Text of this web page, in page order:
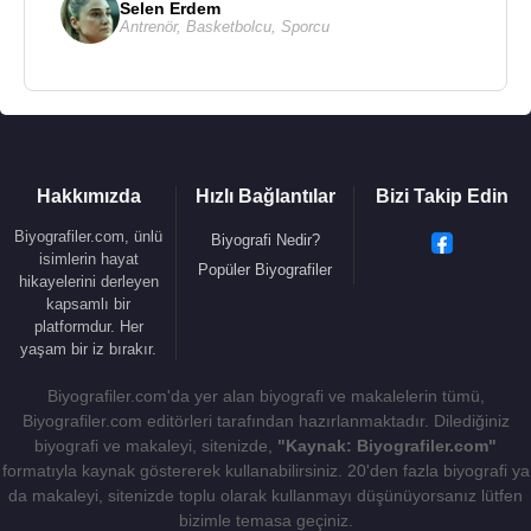
Selen Erdem
Antrenör, Basketbolcu Sporcu
Hakkımızda
Biyografiler.com, ünlü
isimlerin hayat
hikayelerini derleyen
kapsamlı bir
platformdur. Her
yaşam bir iz bırakır.
Hızlı Bağlantılar
Biyografi Nedir?
Popüler Biyografiler
Bizi Takip Edin
Biyografiler.com'da yer alan biyografi ve makalelerin tümü,
Biyografiler.com editörleri tarafından hazırlanmaktadır. Dilediğiniz
biyografi ve makaleyi, sitenizde, "Kaynak: Biyografiler.com"
formatıyla kaynak göstererek kullanabilirsiniz. 20'den fazla biyografi ya
da makaleyi, sitenizde toplu olarak kullanmayı düşünüyorsanız lütfen
bizimle temasa geçiniz.